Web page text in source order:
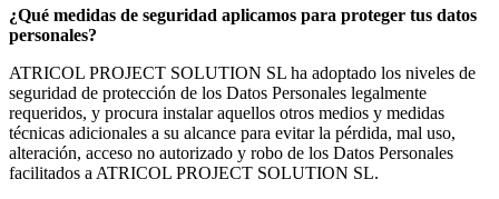
¿Qué medidas de seguridad aplicamos para proteger tus datos
personales?
ATRICOL PROJECT SOLUTION SL ha adoptado los niveles de
seguridad de protección de los Datos Personales legalmente
requeridos, y procura instalar aquellos otros medios y medidas
técnicas adicionales a su alcance para evitar la pérdida, mal uso,
alteración, acceso no autorizado y robo de los Datos Personales
facilitados a ATRICOL PROJECT SOLUTION SL.